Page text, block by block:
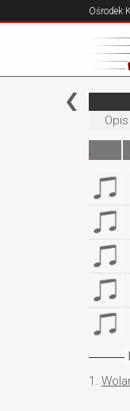
Ośrodek
Opis
1.